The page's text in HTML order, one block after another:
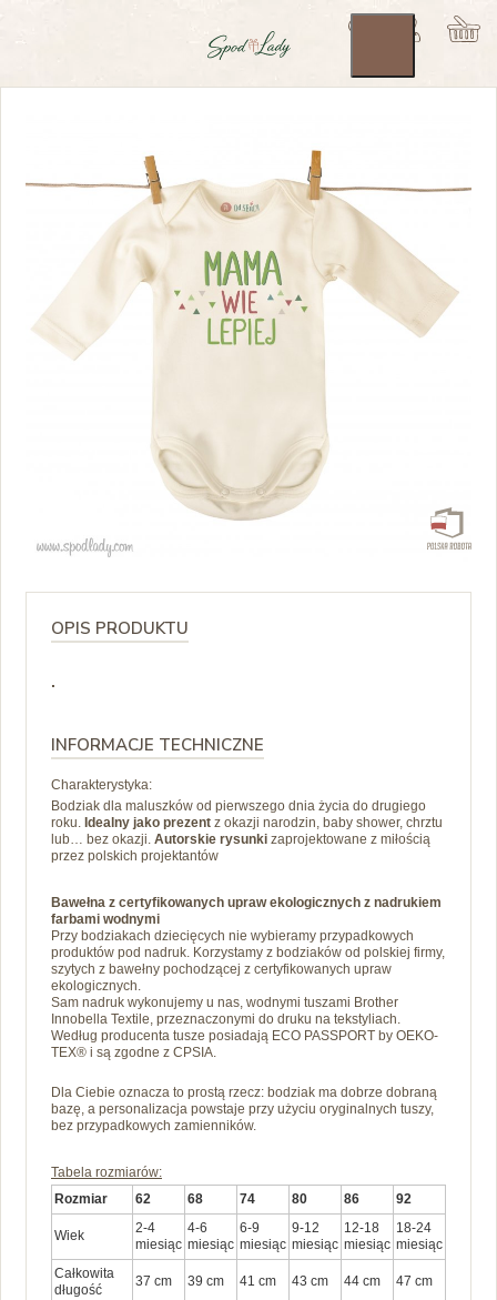
OPIS PRODUKTU
.
INFORMACJE TECHNICZNE
Charakterystyka:
Bodziak dla maluszków od pierwszego dnia życia do drugiego
roku. Idealny jako prezent z okazji narodzin, baby shower, chrztu
lub… bez okazji. Autorskie rysunki zaprojektowane z miłością
przez polskich projektantów
Bawełna z certyfikowanych upraw ekologicznych z nadrukiem
farbami wodnymi
Przy bodziakach dziecięcych nie wybieramy przypadkowych
produktów pod nadruk. Korzystamy z bodziaków od polskiej firmy,
szytych z bawełny pochodzącej z certyfikowanych upraw
ekologicznych.
Sam nadruk wykonujemy u nas, wodnymi tuszami Brother
Innobella Textile, przeznaczonymi do druku na tekstyliach.
Według producenta tusze posiadają ECO PASSPORT by OEKO-
TEX® i są zgodne z CPSIA.
Dla Ciebie oznacza to prostą rzecz: bodziak ma dobrze dobraną
bazę, a personalizacja powstaje przy użyciu oryginalnych tuszy,
bez przypadkowych zamienników.
Tabela rozmiarów:
Rozmiar
62 68 74 80 86 92
Wiek
2-4
miesiąc
4-6
miesiąc
6-9
miesiąc
9-12
miesiąc
12-18
miesiąc
18-24
miesiąc
Całkowita
długość
37 cm 39 cm 41 cm 43 cm 44 cm 47 cm